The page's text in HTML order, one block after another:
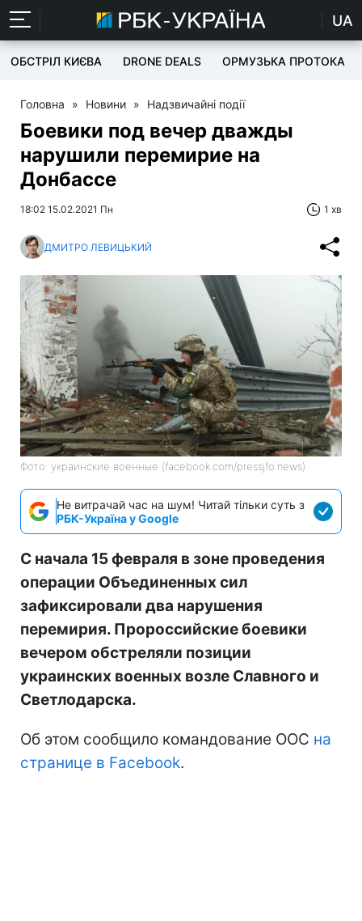
UA
ОБСТРІЛ КИЄВА DRONE DEALS ОРМУЗЬКА ПРОТОКА
Головна » Новини » Надзвичайні події
Боевики под вечер дважды
нарушили перемирие на
Донбассе
18:02 15.02.2021 Пн 1 хв
ДМИТРО ЛЕВИЦЬКИЙ
Фото: украинские военные (facebook.com/pressjfo.news)
Не витрачай час на шум! Читай тільки суть з
РБК-Україна у Google
С начала 15 февраля в зоне проведения
операции Объединенных сил
зафиксировали два нарушения
перемирия. Пророссийские боевики
вечером обстреляли позиции
украинских военных возле Славного и
Светлодарска.
Об этом сообщило командование ООС на
странице в Facebook.